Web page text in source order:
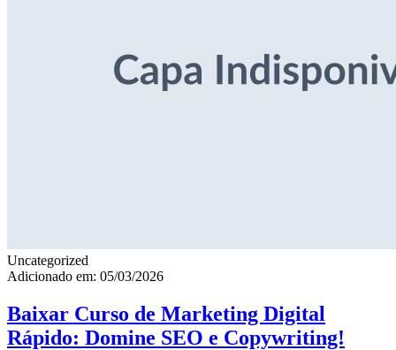
Uncategorized
Adicionado em: 05/03/2026
Baixar Curso de Marketing Digital
Rápido: Domine SEO e Copywriting!